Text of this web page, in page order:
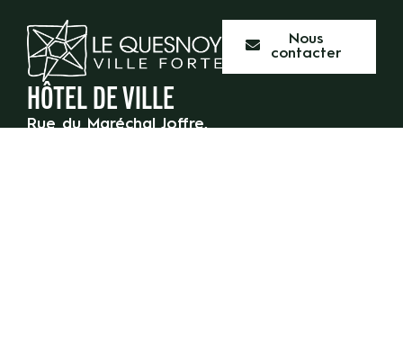
Nous
contacter
HÔTEL DE VILLE
Rue du Maréchal Joffre,